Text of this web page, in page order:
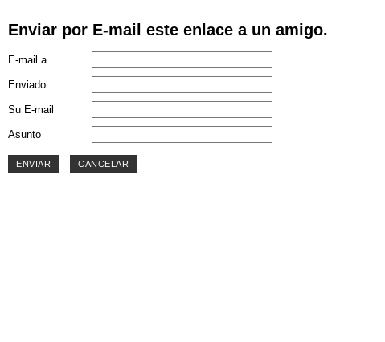
Enviar por E-mail este enlace a un amigo.
E-mail a
Enviado
Su E-mail
Asunto
ENVIAR CANCELAR